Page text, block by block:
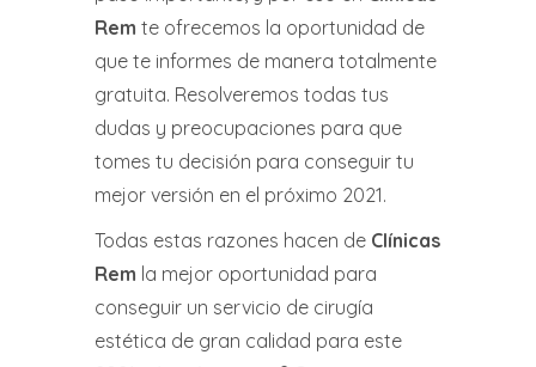
Rem te ofrecemos la oportunidad de
que te informes de manera totalmente
gratuita. Resolveremos todas tus
dudas y preocupaciones para que
tomes tu decisión para conseguir tu
mejor versión en el próximo 2021.
Todas estas razones hacen de Clínicas
Rem la mejor oportunidad para
conseguir un servicio de cirugía
estética de gran calidad para este